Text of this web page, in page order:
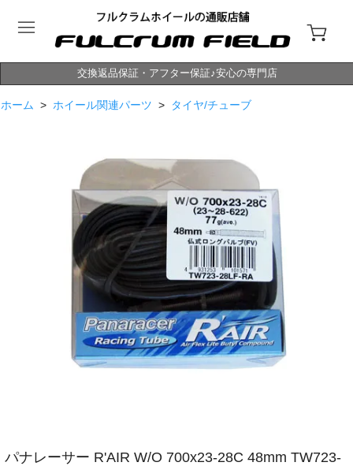
交換返品保証・アフター保証♪安心の専門店
ホーム > ホイール関連パーツ > タイヤ/チューブ
パナレーサー R'AIR W/O 700x23-28C 48mm TW723-